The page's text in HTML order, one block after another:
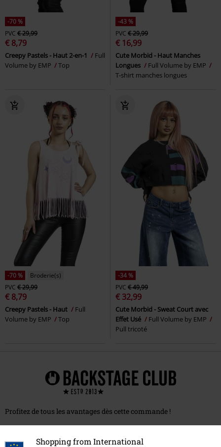
Shopping from International
-70 %
PVC € 29,99
€ 8,79
Creepy Pastels - Haut 2-en-1
Full
Volume by EMP
Top
-43 %
PVC € 29,99
€ 16,99
Cute Morbid - Haut Manches
Longues
Full Volume by EMP
T-shirt manches longues
-70 %
Broderie(s)
PVC € 29,99
€ 8,79
Creepy Pastels - Haut
Full
Volume by EMP
Top
-34 %
PVC € 49,99
€ 32,99
Cute Morbid - Sweat Court avec
Effet Usé
Full Volume by EMP
Pull tricoté
Profitez de tous les avantages dès cette commande !
Frais de port gratuits - Commandez aussi souvent que
vous le souhaitez !